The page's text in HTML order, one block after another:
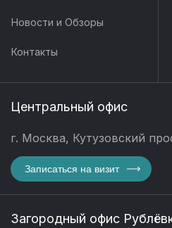
Новости и Обзоры
Контакты
Центральный офис
г. Москва, Кутузовский
Записаться на визит
Загородный офис